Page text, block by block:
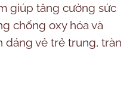
giúp tăng cường sức
chống oxy hóa và
dáng vẻ trẻ trung, tràn